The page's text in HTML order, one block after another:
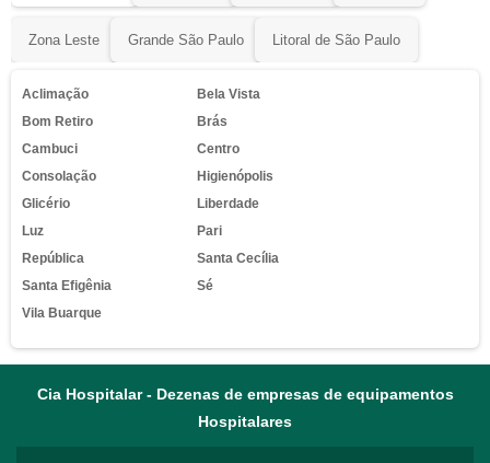
Zona Leste Grande São Paulo Litoral de São Paulo
Aclimação
Bela Vista
Bom Retiro
Brás
Cambuci
Centro
Consolação
Higienópolis
Glicério
Liberdade
Luz
Pari
República
Santa Cecília
Santa Efigênia
Sé
Vila Buarque
Cia Hospitalar - Dezenas de empresas de equipamentos
Hospitalares